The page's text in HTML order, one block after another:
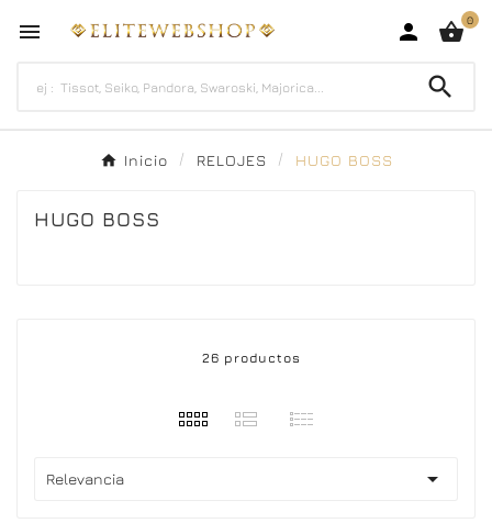
  0

Inicio RELOJES HUGO BOSS
HUGO BOSS
26 productos
Relevancia 